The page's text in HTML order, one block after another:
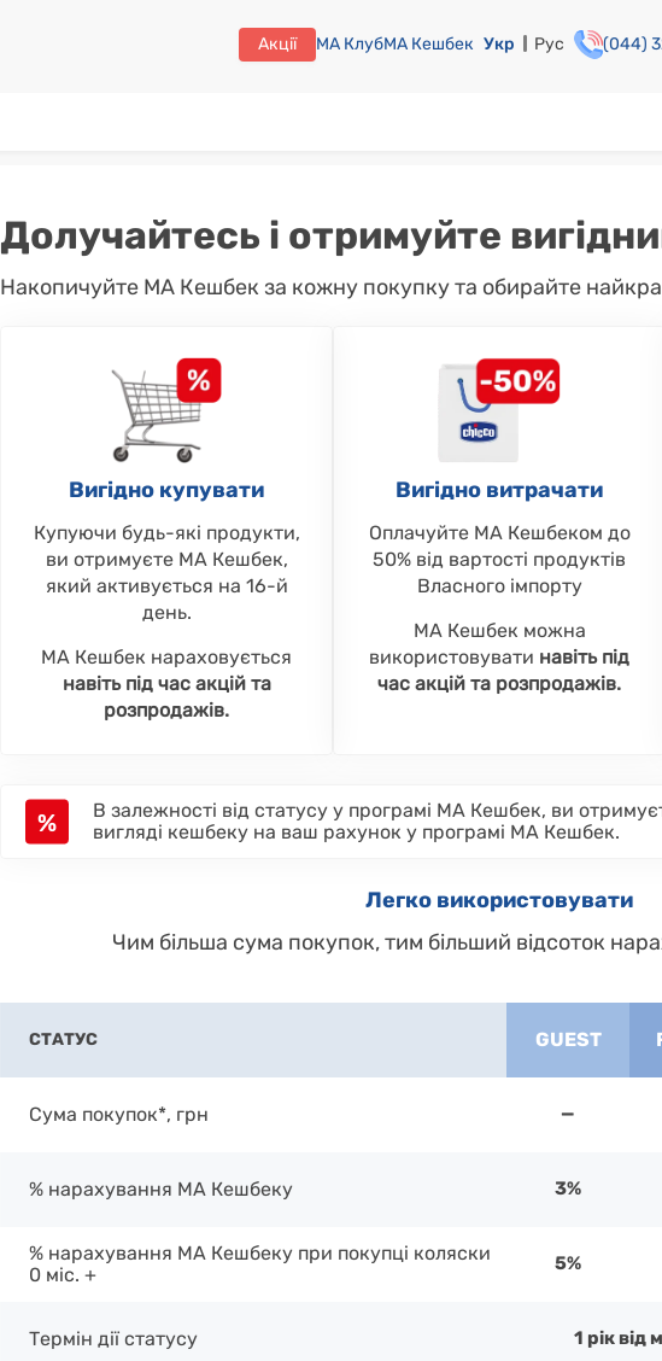
Акції МА КлубМА Кешбек Укр Рус (044)
Долучайтесь і отримуйте
Накопичуйте МА Кешбек за кожну покупку та обирайте
Вигідно купувати
Купуючи будь-які продукти,
ви отримуєте МА Кешбек,
який активується на 16-й
день.
МА Кешбек нараховується
навіть під час акцій та
розпродажів.
Вигідно витрачати
Оплачуйте МА Кешбеком до
50% від вартості продуктів
Власного імпорту
МА Кешбек можна
використовувати навіть під
час акцій та розпродажів.
%
В залежності від статусу у програмі МА Кешбек, ви
вигляді кешбеку на ваш рахунок у програмі МА Кешбек.
Легко використовувати
Чим більша сума покупок, тим більший відсоток
СТАТУС GUEST
Сума покупок*, грн —
% нарахування МА Кешбеку 3%
% нарахування МА Кешбеку при покупці коляски
0 міс. +
5%
Термін дії статусу 1 рік від